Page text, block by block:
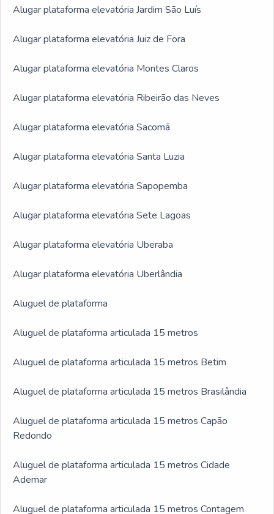
Alugar plataforma elevatória Jardim São Luís
Alugar plataforma elevatória Juiz de Fora
Alugar plataforma elevatória Montes Claros
Alugar plataforma elevatória Ribeirão das Neves
Alugar plataforma elevatória Sacomã
Alugar plataforma elevatória Santa Luzia
Alugar plataforma elevatória Sapopemba
Alugar plataforma elevatória Sete Lagoas
Alugar plataforma elevatória Uberaba
Alugar plataforma elevatória Uberlândia
Aluguel de plataforma
Aluguel de plataforma articulada 15 metros
Aluguel de plataforma articulada 15 metros Betim
Aluguel de plataforma articulada 15 metros Brasilândia
Aluguel de plataforma articulada 15 metros Capão
Redondo
Aluguel de plataforma articulada 15 metros Cidade
Ademar
Aluguel de plataforma articulada 15 metros Contagem